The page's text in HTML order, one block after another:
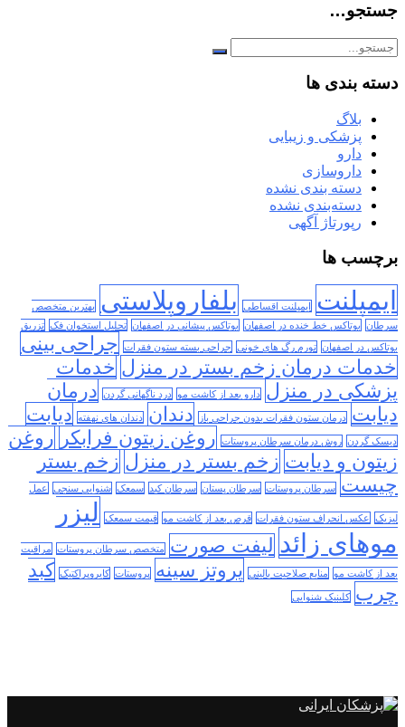
جستجو…
دسته بندی ها
بلاگ
پزشکی و زیبایی
دارو
داروسازی
دسته بندی نشده
دسته‌بندی نشده
رپورتاژ آگهی
برچسب ها
ایمپلنت ایمپلنت اقساطی بلفاروپلاستی
بهترین متخصص
سرطان بوتاکس خط خنده در اصفهان بوتاکس پیشانی در اصفهان تحلیل استخوان فک تزریق
بوتاکس در اصفهان تورم رگ های خونی جراحی بسته ستون فقرات
جراحی بینی
خدمات درمان زخم بستر در منزل خدمات
پزشکی در منزل دارو بعد از کاشت مو درد ناگهانی گردن درمان
دیابت درمان ستون فقرات بدون جراحی باز دندان دندان های نهفته دیابت
دیسک گردن روش درمان سرطان پروستات روغن زیتون فرابکر روغن
زیتون و دیابت زخم بستر در منزل زخم بستر
چیست سرطان پروستات سرطان پستان سرطان کبد سمعک شنوایی سنجی عمل
لیزیک عکس انحراف ستون فقرات قرص بعد از کاشت مو قیمت سمعک
لیزر
موهای زائد لیفت صورت متخصص سرطان پروستات مراقبت
بعد از کاشت مو منابع صلاحیت بالینی پروتز سینه پروستات کایروپراکتیک کبد
چرب کلینیک شنوایی